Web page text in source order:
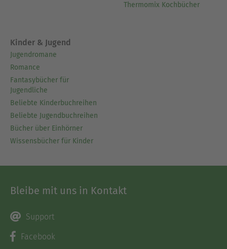
Thermomix Kochbücher
Kinder & Jugend
Jugendromane
Romance
Fantasybücher für
Jugendliche
Beliebte Kinderbuchreihen
Beliebte Jugendbuchreihen
Bücher über Einhörner
Wissensbücher für Kinder
Bleibe mit uns in Kontakt
Support
Facebook